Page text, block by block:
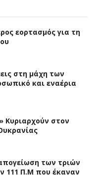
εορτασμός για τη
στη μάχη των
και εναέρια
Κυριαρχούν στον
των τριών
111 Π.M που έκαναν